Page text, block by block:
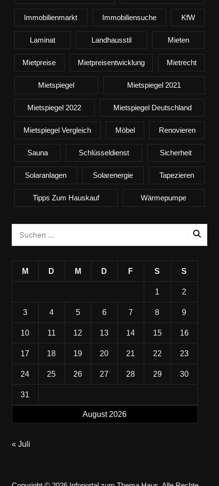
Immobilienmarkt Immobiliensuche KfW
Laminat Landhausstil Mieten
Mietpreise Mietpreisentwicklung Mietrecht
Mietspiegel Mietspiegel 2021
Mietspiegel 2022 Mietspiegel Deutschland
Mietspiegel Vergleich Möbel Renovieren
Sauna Schlüsseldienst Sicherheit
Solaranlagen Solarenergie Tapezieren
Tipps Zum Hauskauf Wärmepumpe
August 2026
M D M D F S S
1 2
3 4 5 6 7 8 9
10 11 12 13 14 15 16
17 18 19 20 21 22 23
24 25 26 27 28 29 30
31
« Juli